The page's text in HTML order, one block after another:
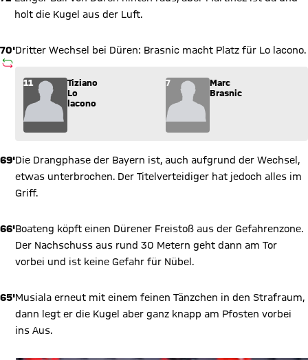
holt die Kugel aus der Luft.
70'
AUSWECHSLUNG
Dritter Wechsel bei Düren: Brasnic macht Platz für Lo lacono.
Wechsel: Tiziano Lo lacono (11) kommt für Marc Brasnic (7)
11
Tiziano
Lo
lacono
7
Marc
Brasnic
69'Die Drangphase der Bayern ist, auch aufgrund der Wechsel,
etwas unterbrochen. Der Titelverteidiger hat jedoch alles im
Griff.
66'Boateng köpft einen Dürener Freistoß aus der Gefahrenzone.
Der Nachschuss aus rund 30 Metern geht dann am Tor
vorbei und ist keine Gefahr für Nübel.
65'Musiala erneut mit einem feinen Tänzchen in den Strafraum,
dann legt er die Kugel aber ganz knapp am Pfosten vorbei
ins Aus.